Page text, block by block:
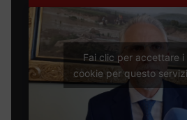
Fai clic per accettare i
cookie per questo